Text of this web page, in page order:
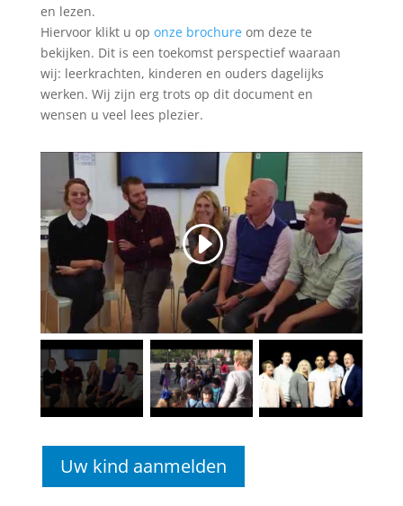
en lezen.
Hiervoor klikt u op onze brochureom deze te
bekijken. Dit is een toekomst perspectief waaraan
wij: leerkrachten, kinderen en ouders dagelijks
werken. Wij zijn erg trots op dit document en
wensen u veel lees plezier.
Uw kind aanmelden